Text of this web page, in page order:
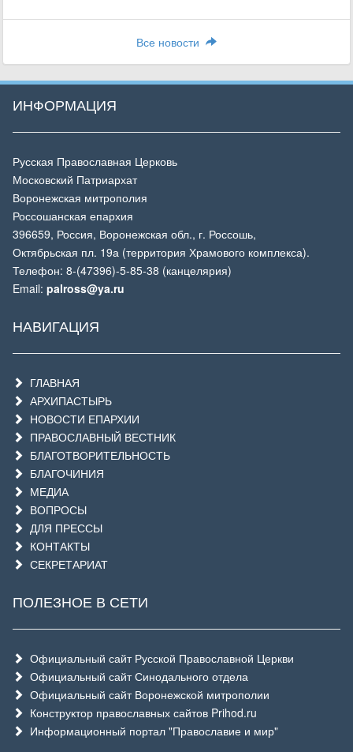
Все новости
ИНФОРМАЦИЯ
Русская Православная Церковь
Московский Патриархат
Воронежская митрополия
Россошанская епархия
396659, Россия, Воронежская обл., г. Россошь,
Октябрьская пл. 19а (территория Храмового комплекса).
Телефон: 8-(47396)-5-85-38 (канцелярия)
Email: palross@ya.ru
НАВИГАЦИЯ
ГЛАВНАЯ
АРХИПАСТЫРЬ
НОВОСТИ ЕПАРХИИ
ПРАВОСЛАВНЫЙ ВЕСТНИК
БЛАГОТВОРИТЕЛЬНОСТЬ
БЛАГОЧИНИЯ
МЕДИА
ВОПРОСЫ
ДЛЯ ПРЕССЫ
КОНТАКТЫ
СЕКРЕТАРИАТ
ПОЛЕЗНОЕ В СЕТИ
Официальный сайт Русской Православной Церкви
Официальный сайт Синодального отдела
Официальный сайт Воронежской митрополии
Конструктор православных сайтов Prihod.ru
Информационный портал "Православие и мир"